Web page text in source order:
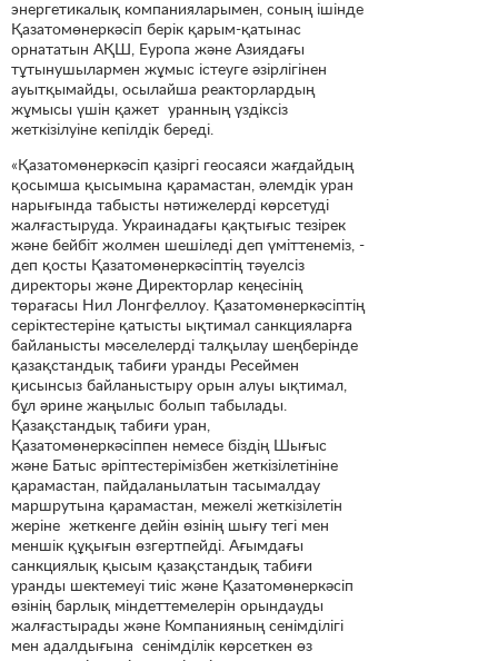
энергетикалық компанияларымен, соның ішінде
Қазатомөнеркәсіп берік қарым-қатынас
орнататын АҚШ, Еуропа және Азиядағы
тұтынушылармен жұмыс істеуге әзірлігінен
ауытқымайды, осылайша реакторлардың
жұмысы үшін қажет уранның үздіксіз
жеткізілуіне кепілдік береді.
«Қазатомөнеркәсіп қазіргі геосаяси жағдайдың
қосымша қысымына қарамастан, әлемдік уран
нарығында табысты нәтижелерді көрсетуді
жалғастыруда. Украинадағы қақтығыс тезірек
және бейбіт жолмен шешіледі деп үміттенеміз, -
деп қосты Қазатомөнеркәсіптің тәуелсіз
директоры және Директорлар кеңесінің
төрағасы Нил Лонгфеллоу. Қазатомөнеркәсіптің
серіктестеріне қатысты ықтимал санкцияларға
байланысты мәселелерді талқылау шеңберінде
қазақстандық табиғи уранды Ресеймен
қисынсыз байланыстыру орын алуы ықтимал,
бұл әрине жаңылыс болып табылады.
Қазақстандық табиғи уран,
Қазатомөнеркәсіппен немесе біздің Шығыс
және Батыс әріптестерімізбен жеткізілетініне
қарамастан, пайдаланылатын тасымалдау
маршрутына қарамастан, межелі жеткізілетін
жеріне жеткенге дейін өзінің шығу тегі мен
меншік құқығын өзгертпейді. Ағымдағы
санкциялық қысым қазақстандық табиғи
уранды шектемеуі тиіс және Қазатомөнеркәсіп
өзінің барлық міндеттемелерін орындауды
жалғастырады және Компанияның сенімділігі
мен адалдығына сенімділік көрсеткен өз